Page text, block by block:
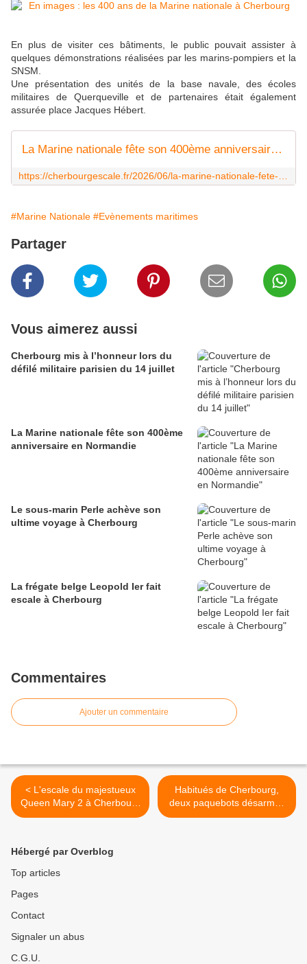
En plus de visiter ces bâtiments, le public pouvait assister à
quelques démonstrations réalisées par les marins-pompiers et la
SNSM.
Une présentation des unités de la base navale, des écoles
militaires de Querqueville et de partenaires était également
assurée place Jacques Hébert.
La Marine nationale fête son 400ème anniversaire en Normandie - CherbourgEscale
#Marine Nationale #Evènements maritimes
Partager
Vous aimerez aussi
Cherbourg mis à l’honneur lors du
défilé militaire parisien du 14 juillet
La Marine nationale fête son 400ème
anniversaire en Normandie
Le sous-marin Perle achève son
ultime voyage à Cherbourg
La frégate belge Leopold Ier fait
escale à Cherbourg
Commentaires
Ajouter un commentaire
< L'escale du majestueux
Queen Mary 2 à Cherbourg
en images
Habitués de Cherbourg,
deux paquebots désarmés
ont quitté Caen >
Hébergé par Overblog
Top articles
Pages
Contact
Signaler un abus
C.G.U.